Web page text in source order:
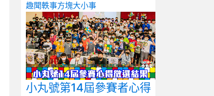
趣聞軼事方塊大小事
小丸號第14屆參賽者心得